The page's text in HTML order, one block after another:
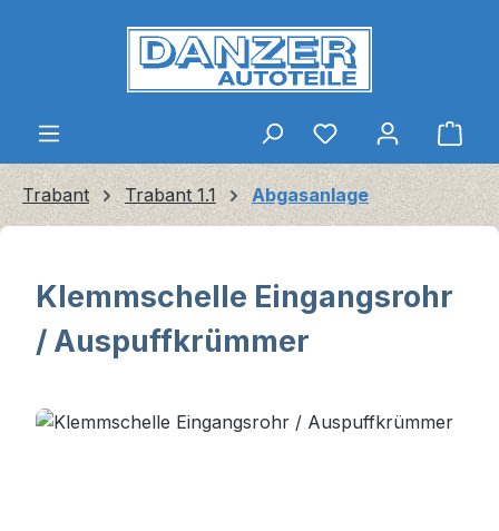
Zum Hauptinhalt springen
Trabant Trabant 1.1 Abgasanlage
Klemmschelle Eingangsrohr
/ Auspuffkrümmer
Bildergalerie überspringen